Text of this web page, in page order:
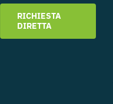
RICHIESTA
DIRETTA